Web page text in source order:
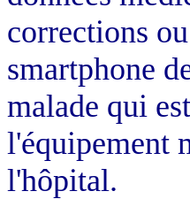
corrections
smartphone
malade qui
l'équipement
l'hôpital.